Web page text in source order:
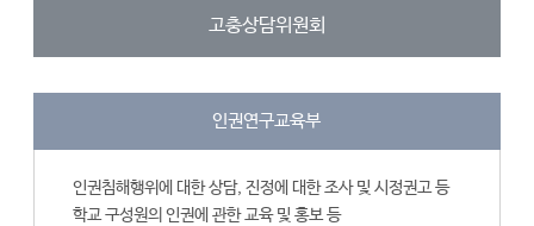
고충상담위원회
인권연구교육부
인권침해행위에 대한 상담, 진정에 대한 조사 및 시정권고 등
학교 구성원의 인권에 관한 교육 및 홍보 등